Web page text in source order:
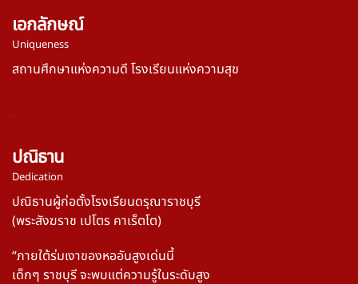
เอกลักษณ์
Uniqueness
สถานศึกษาแห่งความดี โรงเรียนแห่งความสุข
.
ปณิธาน
Dedication
ปณิธานผู้ก่อตั้งโรงเรียนดรุณาราชบุรี
(พระสังฆราช เปโตร คาเร็ตโต)
“ภายใต้ร่มเงาของหออันสูงเด่นนี้
เด็กๆ ราชบุรีจะพบแต่ความรู้ในระดับสูง